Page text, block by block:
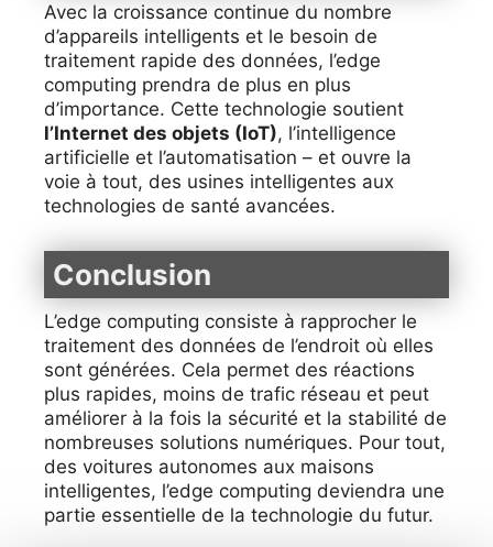
Avec la croissance continue du nombre
d’appareils intelligents et le besoin de
traitement rapide des données, l’edge
computing prendra de plus en plus
d’importance. Cette technologie soutient
l’Internet des objets (IoT), l’intelligence
artificielle et l’automatisation – et ouvre la
voie à tout, des usines intelligentes aux
technologies de santé avancées.
Conclusion
L’edge computing consiste à rapprocher le
traitement des données de l’endroit où elles
sont générées. Cela permet des réactions
plus rapides, moins de trafic réseau et peut
améliorer à la fois la sécurité et la stabilité de
nombreuses solutions numériques. Pour tout,
des voitures autonomes aux maisons
intelligentes, l’edge computing deviendra une
partie essentielle de la technologie du futur.